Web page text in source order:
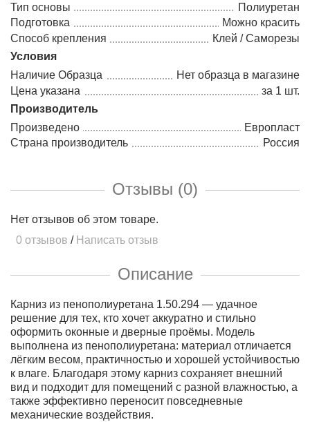
Тип основы
Полиуретан
Подготовка
Можно красить
Способ крепления
Клей / Саморезы
Условия
Наличие Образца
Нет образца в магазине
Цена указана
за 1 шт.
Производитель
Произведено
Европласт
Страна производитель
Россия
Отзывы (0)
Нет отзывов об этом товаре.
0 отзывов / Написать отзыв
Описание
Карниз из пенополиуретана 1.50.294 — удачное
решение для тех, кто хочет аккуратно и стильно
оформить оконные и дверные проёмы. Модель
выполнена из пенополиуретана: материал отличается
лёгким весом, практичностью и хорошей устойчивостью
к влаге. Благодаря этому карниз сохраняет внешний
вид и подходит для помещений с разной влажностью, а
также эффективно переносит повседневные
механические воздействия.